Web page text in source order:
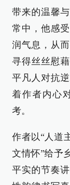
带来的温馨
常中，他感
润气息，从
寻得丝丝慰
平凡人对抗
着作者内心
考。
作者以“人道
文情怀”给予
平实的节奏